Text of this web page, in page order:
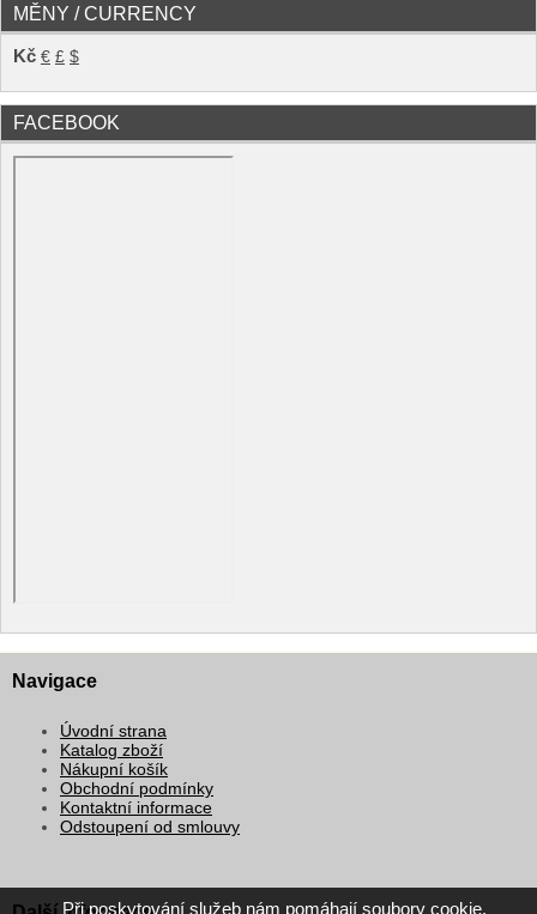
MĚNY / CURRENCY
Kč € £ $
FACEBOOK
Navigace
Úvodní strana
Katalog zboží
Nákupní košík
Obchodní podmínky
Kontaktní informace
Odstoupení od smlouvy
Při poskytování služeb nám pomáhají soubory cookie.